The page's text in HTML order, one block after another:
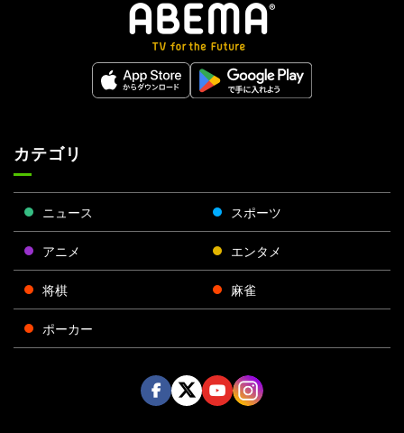
カテゴリ
ニュース スポーツ
アニメ エンタメ
将棋 麻雀
ポーカー